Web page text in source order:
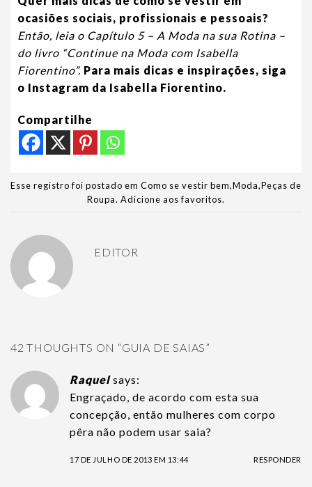
ocasiões sociais, profissionais e pessoais?
Então, leia o Capítulo 5 – A Moda na sua Rotina –
do livro “Continue na Moda com Isabella
Fiorentino”. Para mais dicas e inspirações, siga
o Instagram da Isabella Fiorentino.
Compartilhe
Esse registro foi postado em Como se vestir bem,Moda,Peças de
Roupa. Adicione aos favoritos.
EDITOR
42 THOUGHTS ON “GUIA DE SAIAS”
Raquel says:
Engraçado, de acordo com esta sua
concepção, então mulheres com corpo
pêra não podem usar saia?
17 DE JULHO DE 2013 EM 13:44 RESPONDER